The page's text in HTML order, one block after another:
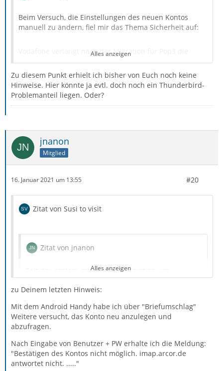
Beim Versuch, die Einstellungen des neuen Kontos
manuell zu ändern, fiel mir das Thema Sicherheit auf:
Vodafone verlangt nach der Migration für Pop3 die
Server-Einstellung
Ports (verschlüsselt) SSL: 995 TLS: 110
Genau diese Einstellungen kann ich in den Feldern aber
Das Wort verschlüsselt kommt aber nur beim Password
vor, welches ich nur als normal einrichten kann (also
Ob das Port verschlüsselt ist? Kann ich nicht sehen.
Alles anzeigen
Zu diesem Punkt erhielt ich bisher von Euch noch keine
Hinweise. Hier könnte ja evtl. doch noch ein Thunderbird-
Problemanteil liegen. Oder?
jnanon
Mitglied
16. Januar 2021 um 13:55 #20
Zitat von Susi to visit
Zitat von jnanon
Seit der gestern mitgeteilten Migration von
Vodafone/Arcor-E-Mail-Konten kommt keine E-Mail
mehr an.
Es finden sich im Netz mehrere Berichte, wonach diese
Umstellung bei manchen Kunden zu Problemen geführt
hat, unabhängig vom verwendeten Mailclient. Auch hier
im Forum war erst kürzlich jemand.
Alles anzeigen
zu Deinem letzten Hinweis:
Mit dem Android Handy habe ich über "Briefumschlag"
Weitere versucht, das Konto neu anzulegen und
abzufragen.
Nach Eingabe von Benutzer + PW erhalte ich die Meldung:
"Bestätigen des Kontos nicht möglich. imap.arcor.de
antwortet nicht. ....."